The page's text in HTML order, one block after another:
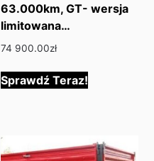
63.000km, GT- wersja
limitowana…
74 900.00zł
Sprawdź Teraz!